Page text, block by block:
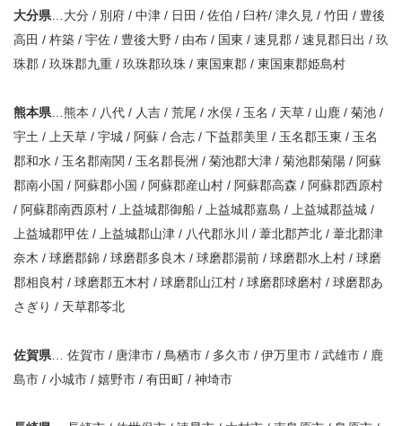
大分県 …大分 / 別府 / 中津 / 日田 / 佐伯 / 臼杵/ 津久見 / 竹田 / 豊後
高田 / 杵築 / 宇佐 / 豊後大野 / 由布 / 国東 / 速見郡 / 速見郡日出 / 玖
珠郡 / 玖珠郡九重 / 玖珠郡玖珠 / 東国東郡 / 東国東郡姫島村
熊本県 …熊本 / 八代 / 人吉 / 荒尾 / 水俣 / 玉名 / 天草 / 山鹿 / 菊池 /
宇土 / 上天草 / 宇城 / 阿蘇 / 合志 / 下益郡美里 / 玉名郡玉東 / 玉名
郡和水 / 玉名郡南関 / 玉名郡長洲 / 菊池郡大津 / 菊池郡菊陽 / 阿蘇
郡南小国 / 阿蘇郡小国 / 阿蘇郡産山村 / 阿蘇郡高森 / 阿蘇郡西原村
/ 阿蘇郡南西原村 / 上益城郡御船 / 上益城郡嘉島 / 上益城郡益城 /
上益城郡甲佐 / 上益城郡山津 / 八代郡氷川 / 葦北郡芦北 / 葦北郡津
奈木 / 球磨郡錦 / 球磨郡多良木 / 球磨郡湯前 / 球磨郡水上村 / 球磨
郡相良村 / 球磨郡五木村 / 球磨郡山江村 / 球磨郡球磨村 / 球磨郡あ
さぎり / 天草郡苓北
佐賀県 … 佐賀市 / 唐津市 / 鳥栖市 / 多久市 / 伊万里市 / 武雄市 / 鹿
島市 / 小城市 / 嬉野市 / 有田町 / 神埼市